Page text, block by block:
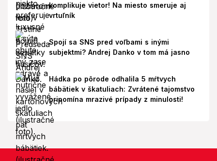
komplikuje vietor! Na miesto smeruje aj
vrtuľník
Spojí sa SNS pred voľbami s inými
subjektmi? Andrej Danko v tom má jasno
Hádka po pôrode odhalila 5 mŕtvych
bábätiek v škatuliach: Zvrátené tajomstvo
pripomína mrazivé prípady z minulosti!